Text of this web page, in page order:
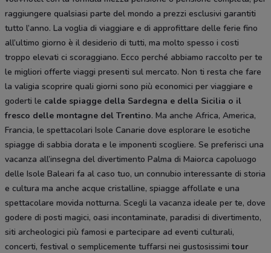
raggiungere qualsiasi parte del mondo a prezzi esclusivi garantiti
tutto l’anno. La voglia di viaggiare e di approfittare delle ferie fino
all’ultimo giorno è il desiderio di tutti, ma molto spesso i costi
troppo elevati ci scoraggiano. Ecco perché abbiamo raccolto per te
le migliori offerte viaggi presenti sul mercato. Non ti resta che fare
la valigia scoprire quali giorni sono più economici per viaggiare e
goderti le calde spiagge della Sardegna e della Sicilia o il
fresco delle montagne del Trentino. Ma anche Africa, America,
Francia, le spettacolari Isole Canarie dove esplorare le esotiche
spiagge di sabbia dorata e le imponenti scogliere. Se preferisci una
vacanza all’insegna del divertimento Palma di Maiorca capoluogo
delle Isole Baleari fa al caso tuo, un connubio interessante di storia
e cultura ma anche acque cristalline, spiagge affollate e una
spettacolare movida notturna. Scegli la vacanza ideale per te, dove
godere di posti magici, oasi incontaminate, paradisi di divertimento,
siti archeologici più famosi e partecipare ad eventi culturali,
concerti, festival o semplicemente tuffarsi nei gustosissimitour